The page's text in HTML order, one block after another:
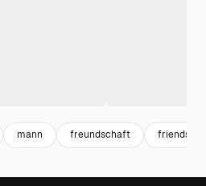
mann freundschaft friends